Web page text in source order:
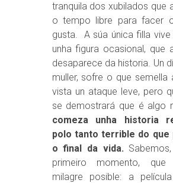
tranquila dos xubilados que
o tempo libre para facer
gusta. A súa única filla
unha figura ocasional, que
desaparece da historia. Un
muller, sofre o que semella
vista un ataque leve, pero
se demostrará que é algo
comeza unha historia
polo tanto terrible do que
o final da vida.
primeiro momento,
milagre posible: a